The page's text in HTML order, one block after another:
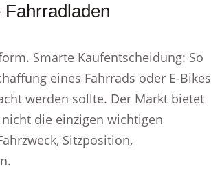
Smarte Kaufentscheidung: So
eines Fahrrads oder E-Bikes
werden sollte. Der Markt bietet
die einzigen wichtigen
Sitzposition,